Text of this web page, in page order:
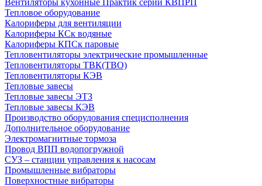
Вентиляторы кухонные Практик серии КВПРП
Тепловое оборудование
Калориферы для вентиляции
Калориферы КСк водяные
Калориферы КПСк паровые
Тепловентиляторы электрические промышленные
Тепловентиляторы ТВК(ТВО)
Тепловентиляторы КЭВ
Тепловые завесы
Тепловые завесы ЭТЗ
Тепловые завесы КЭВ
Производство оборудования специсполнения
Дополнительное оборудование
Электромагнитные тормоза
Провод ВПП водопогружной
СУЗ – станции управления к насосам
Промышленные вибраторы
Поверхностные вибраторы